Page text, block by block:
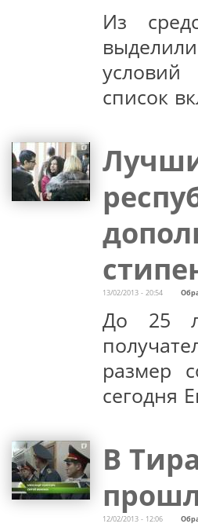
Из
список
13/02/2013 - 20:54
До 25
размер
сегодня
В
12/02/2013 - 12:06